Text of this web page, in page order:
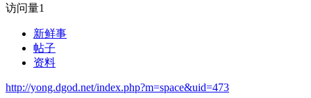
访问量1
新鲜事
帖子
资料
http://yong.dgod.net/index.php?m=space&uid=473